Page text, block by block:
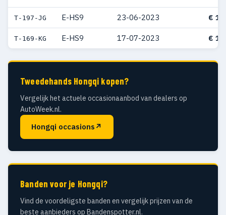
T-197-JG E-HS9 23-06-2023 €
T-169-KG E-HS9 17-07-2023 €
Tweedehands Hongqi kopen?
Vergelijk het actuele occasionaanbod van dealers op
AutoWeek.nl.
Hongqi occasions ↗
Banden voor je Hongqi?
Vind de voordeligste banden en vergelijk prijzen van de
beste aanbieders op Bandenspotter.nl.